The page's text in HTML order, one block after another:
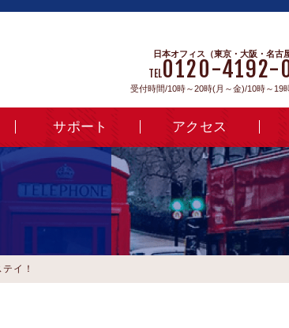
日本オフィス（東京・大阪・名古
TEL0120-4192-
受付時間/10時～20時(月～金)/10時～19
サポート アクセス
イ！